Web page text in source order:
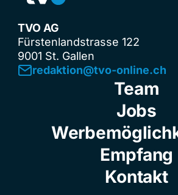
TVO AG
Fürstenlandstrasse 122
9001 St. Gallen
redaktion@tvo-online.ch
Team
Jobs
Empfang
Kontakt